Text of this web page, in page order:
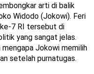
arti di balik
Widodo (Jokowi). Feri
7 RI tersebut di
yang sangat jelas.
mengapa Jokowi memilih
setelah purnatugas.